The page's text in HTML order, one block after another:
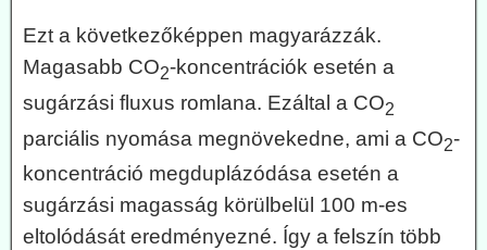
Ezt a következőképpen magyarázzák.
Magasabb CO2-koncentrációk esetén a
sugárzási fluxus romlana. Ezáltal a CO2
parciális nyomása megnövekedne, ami a CO2-
koncentráció megduplázódása esetén a
sugárzási magasság körülbelül 100 m-es
eltolódását eredményezné. Így a felszín több